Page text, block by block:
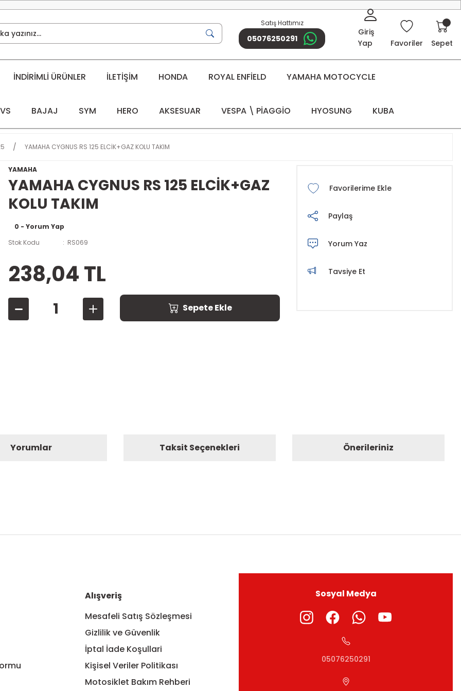
Satış Hattımız
05076250291
Giriş
Yap
Favoriler Sepet
İNDİRİMLİ ÜRÜNLER İLETİŞİM HONDA ROYAL ENFİELD YAMAHA MOTOCYCLE
BAJAJ SYM HERO AKSESUAR VESPA \ PİAGGİO HYOSUNG KUBA
YAMAHA CYGNUS RS 125 ELCİK+GAZ KOLU TAKIM
YAMAHA
YAMAHA CYGNUS RS 125 ELCİK+GAZ
KOLU TAKIM
0 - Yorum Yap
Stok Kodu
RS069
238,04 TL
Sepete Ekle
Paylaş
Yorum Yaz
Tavsiye Et
Yorumlar Taksit Seçenekleri Önerileriniz
Alışveriş
Mesafeli Satış Sözleşmesi
Gizlilik ve Güvenlik
İptal İade Koşullari
Kişisel Veriler Politikası
Motosiklet Bakım Rehberi
Sosyal Medya
05076250291